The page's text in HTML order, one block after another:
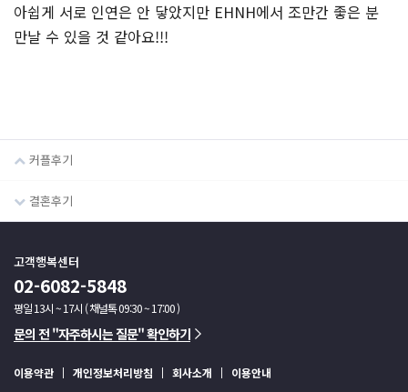
아쉽게 서로 인연은 안 닿았지만 EHNH에서 조만간 좋은 분
만날 수 있을 것 같아요!!!
커플후기
결혼후기
고객행복센터
02-6082-5848
평일 13시 ~ 17시 ( 채널톡 09:30 ~ 17:00 )
문의 전 "자주하시는 질문" 확인하기
이용약관 개인정보처리방침 회사소개 이용안내